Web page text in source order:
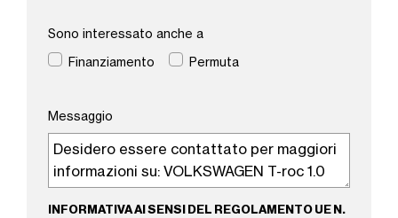
Sono interessato anche a
Finanziamento
Permuta
Messaggio
INFORMATIVA AI SENSI DEL REGOLAMENTO UE N.